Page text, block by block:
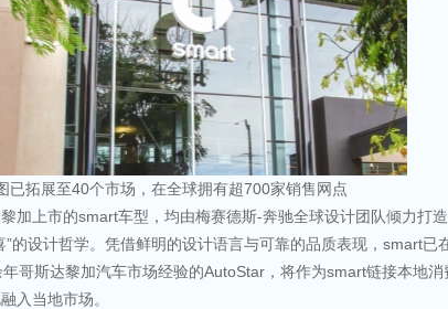
已拓展至40个市场，在全球拥有超700家销售网点
加上市的smart车型，均由梅赛德斯-奔驰全球设计团队倾力打
”的设计哲学。凭借鲜明的设计语言与可靠的品质表现，smart已
哥斯达黎加汽车市场经验的AutoStar，将作为smart链接本地消
入当地市场。